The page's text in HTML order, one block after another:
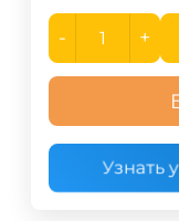
- +
Узнать